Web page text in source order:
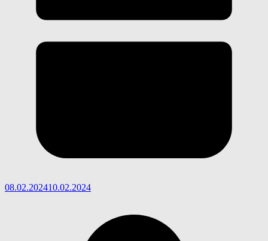
08.02.202410.02.2024